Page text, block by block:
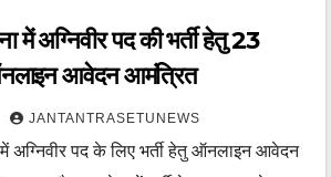
में अग्निवीर पद की भर्ती हेतु 23
आवेदन आमंत्रित
JANTANTRASETUNEWS
में अग्निवीर पद के लिए भर्ती हेतु ऑनलाइन आवेदन